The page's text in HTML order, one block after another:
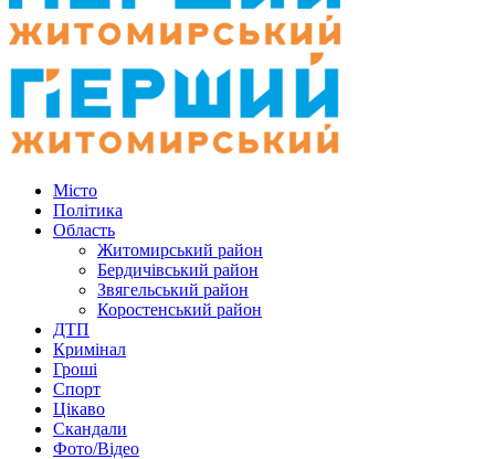
Місто
Політика
Область
Житомирський район
Бердичівський район
Звягельський район
Коростенський район
ДТП
Кримінал
Гроші
Спорт
Цікаво
Скандали
Фото/Відео